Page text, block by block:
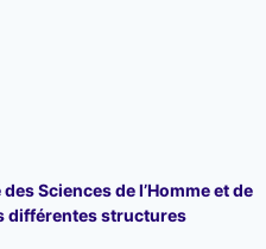
Sciences de l’Homme et de
différentes structures